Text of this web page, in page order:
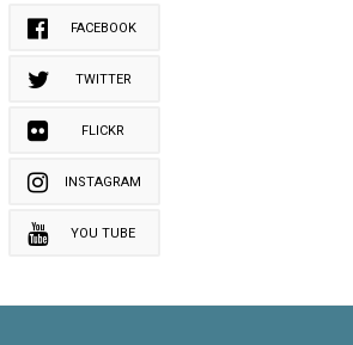
FACEBOOK
TWITTER
FLICKR
INSTAGRAM
YOU TUBE